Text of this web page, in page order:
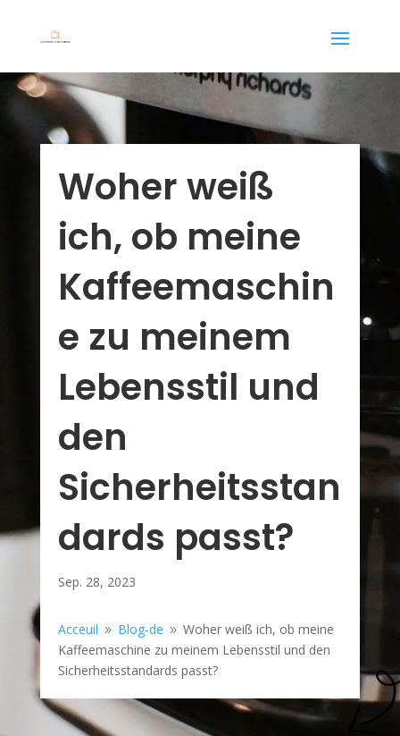
Woher weiß
ich, ob meine
Kaffeemaschin
e zu meinem
Lebensstil und
den
Sicherheitsstan
dards passt?
Sep. 28, 2023
Acceuil 9 Blog-de 9 Woher weiß ich, ob meine
Kaffeemaschine zu meinem Lebensstil und den
Sicherheitsstandards passt?